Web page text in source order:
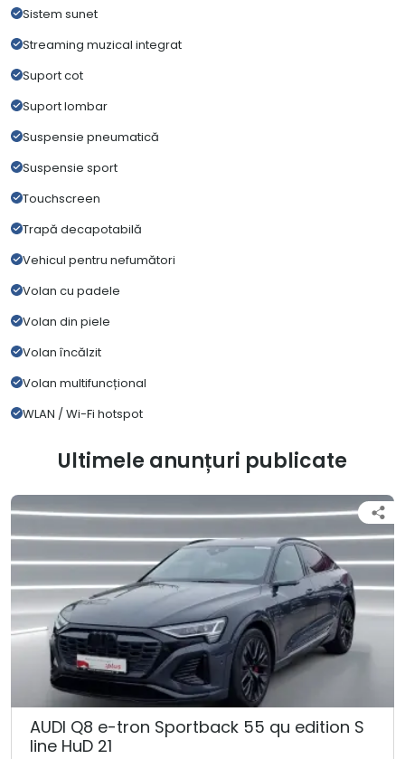
Sistem sunet
Streaming muzical integrat
Suport cot
Suport lombar
Suspensie pneumatică
Suspensie sport
Touchscreen
Trapă decapotabilă
Vehicul pentru nefumători
Volan cu padele
Volan din piele
Volan încălzit
Volan multifuncțional
WLAN / Wi-Fi hotspot
Ultimele anunțuri publicate
AUDI Q8 e-tron Sportback 55 qu edition S
line HuD 21